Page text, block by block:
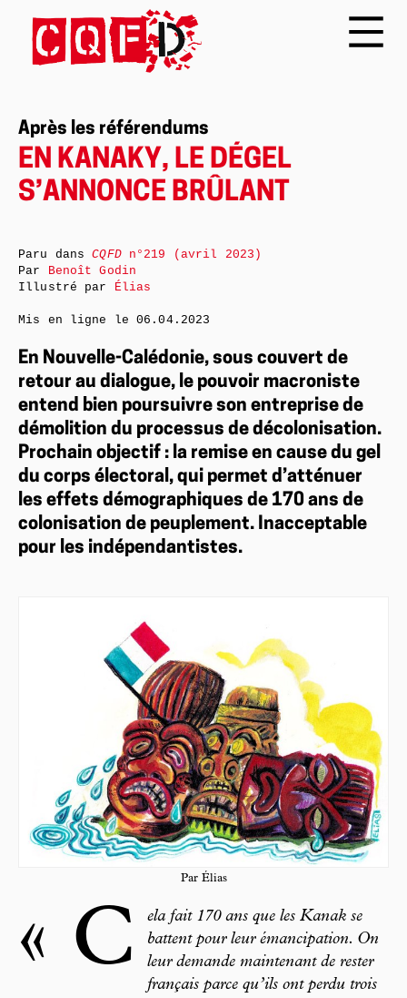
Après les référendums
EN KANAKY, LE DÉGEL
S’ANNONCE BRÛLANT
En Nouvelle-Calédonie, sous couvert de
retour au dialogue, le pouvoir macroniste
entend bien poursuivre son entreprise de
démolition du processus de décolonisation.
Prochain objectif : la remise en cause du gel
du corps électoral, qui permet d’atténuer
les effets démographiques de 170 ans de
colonisation de peuplement. Inacceptable
pour les indépendantistes.
Par Élias
« C
ela fait 170 ans que les Kanak se
battent pour leur émancipation. On
leur demande maintenant de rester
français parce qu’ils ont perdu trois
Paru dansCQFDn°219 (avril 2023)
Par Benoît Godin
Illustré par Élias
Mis en ligne le06.04.2023